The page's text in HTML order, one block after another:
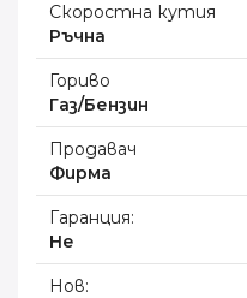
Скоростна кутия
Ръчна
Гориво
Газ/Бензин
Продавач
Фирма
Гаранция:
Не
Нов: